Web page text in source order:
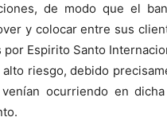
de modo que el
y colocar entre sus
Espirito Santo
riesgo, debido
ocurriendo en